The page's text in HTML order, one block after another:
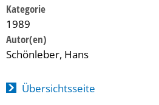
Kategorie
1989
Schönleber, Hans
Übersichtsseite